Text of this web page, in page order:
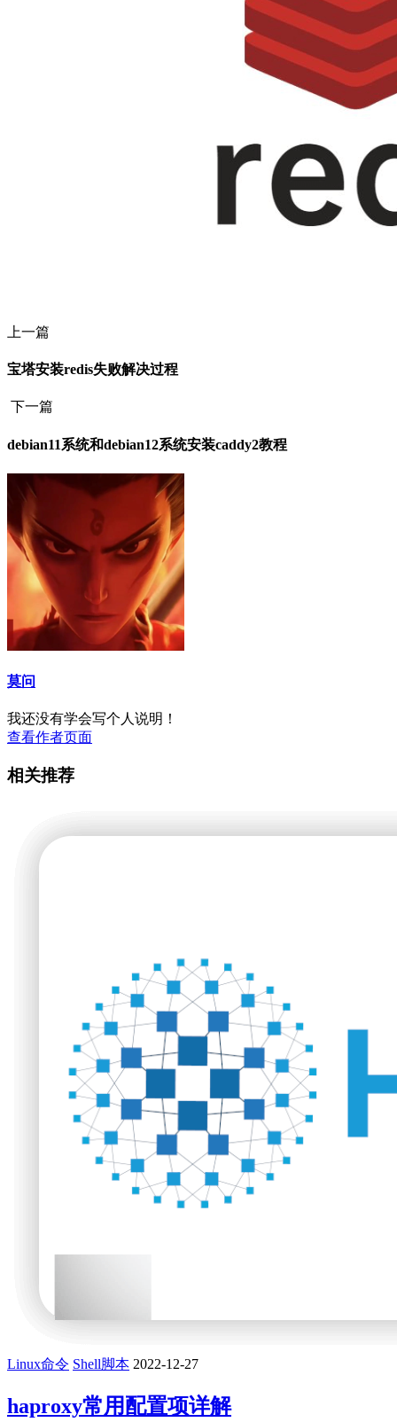
上一篇
宝塔安装redis失败解决过程
下一篇
debian11系统和debian12系统安装caddy2教程
莫问
我还没有学会写个人说明！
查看作者页面
相关推荐
Linux命令 Shell脚本 2022-12-27
haproxy常用配置项详解